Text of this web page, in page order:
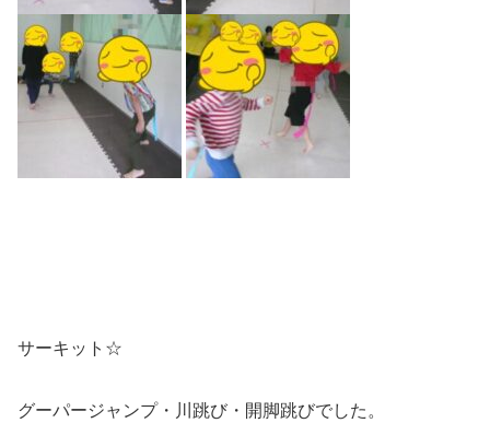
サーキット☆
グーパージャンプ・川跳び・開脚跳びでした。